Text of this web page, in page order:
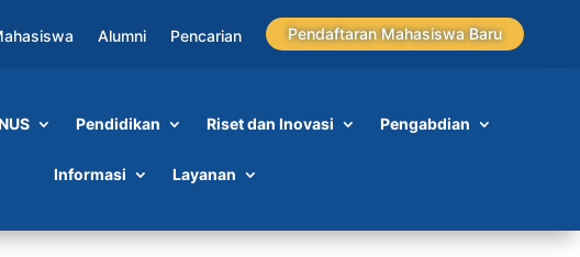
Alumni Pencarian Pendaftaran Mahasiswa Baru
Pendidikan Riset dan Inovasi Pengabdian
Informasi Layanan